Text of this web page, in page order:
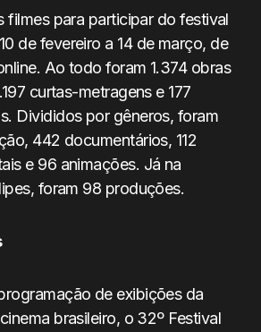
filmes para participar do festival
de fevereiro a 14 de março, de
Ao todo foram 1.374 obras
curtas-metragens e 177
Divididos por gêneros, foram
442 documentários, 112
e 96 animações. Já na
foram 98 produções.
de exibições da
brasileiro, o 32º Festival